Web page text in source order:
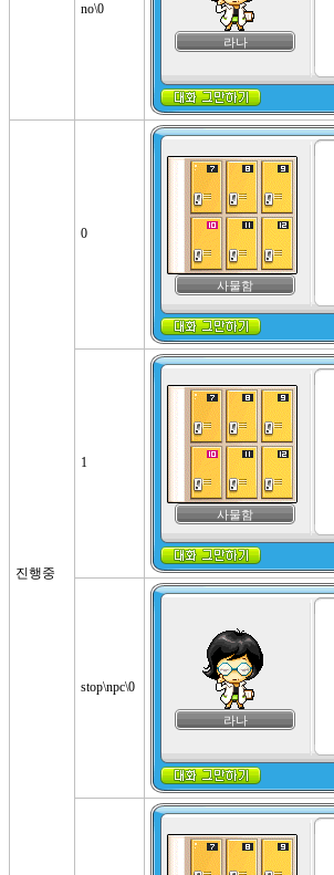
no\0
라나
진행중
0
사물함
1
사물함
stop\npc\0
라나